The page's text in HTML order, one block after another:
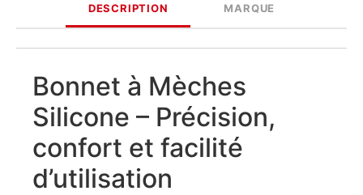
DESCRIPTION MARQUE
Bonnet à Mèches
Silicone – Précision,
confort et facilité
d’utilisation